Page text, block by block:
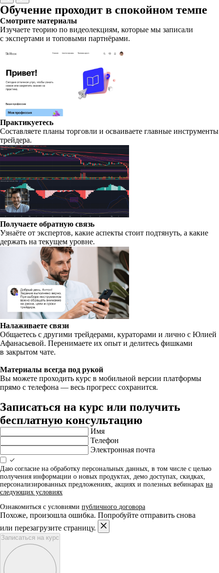
Обучение проходит в спокойном темпе
Смотрите материалы
Изучаете теорию по видеолекциям, которые мы записали
с экспертами и топовыми партнёрами.
Практикуетесь
Составляете планы торговли и осваиваете главные инструменты
трейдера.
Получаете обратную связь
Узнаёте от экспертов, какие аспекты стоит подтянуть, а какие
держать на текущем уровне.
Налаживаете связи
Общаетесь с другими трейдерами, кураторами и лично с Юлией
Афанасьевой. Перенимаете их опыт и делитесь фишками
в закрытом чате.
Материалы всегда под рукой
Вы можете проходить курс в мобильной версии платформы
прямо с телефона — весь прогресс сохранится.
Записаться на курс или получить
бесплатную консультацию
Имя
Телефон
Электронная почта
Даю согласие на обработку персональных данных, в том числе с целью
получения информации о новых продуктах, демо доступах, скидках,
персонализированных предложениях, акциях и полезных вебинарах на
следующих условиях
Ознакомиться с условиями публичного договора
Похоже, произошла ошибка. Попробуйте отправить снова
или перезагрузите страницу.
Записаться на курс